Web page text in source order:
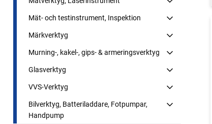
Mät- och testinstrument, Inspektion
Märkverktyg
Murning-, kakel-, gips- & armeringsverktyg
Glasverktyg
VVS-Verktyg
Bilverktyg, Batteriladdare, Fotpumpar,
Handpump